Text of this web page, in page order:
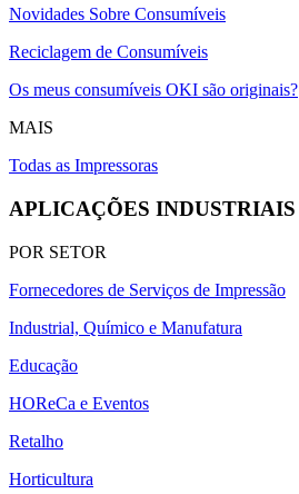
Novidades Sobre Consumíveis
Reciclagem de Consumíveis
Os meus consumíveis OKI são originais?
MAIS
Todas as Impressoras
APLICAÇÕES INDUSTRIAIS
POR SETOR
Fornecedores de Serviços de Impressão
Industrial, Químico e Manufatura
Educação
HOReCa e Eventos
Retalho
Horticultura